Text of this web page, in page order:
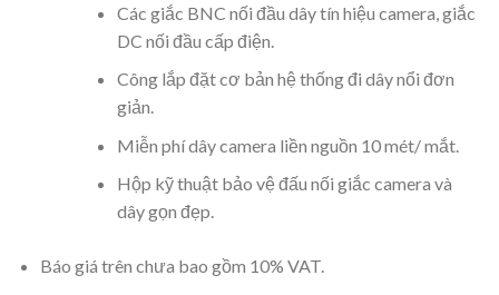
Các giắc BNC nối đầu dây tín hiệu camera, giắc
DC nối đầu cấp điện.
Công lắp đặt cơ bản hệ thống đi dây nổi đơn
giản.
Miễn phí dây camera liền nguồn 10 mét/ mắt.
Hộp kỹ thuật bảo vệ đấu nối giắc camera và
dây gọn đẹp.
Báo giá trên chưa bao gồm 10% VAT.